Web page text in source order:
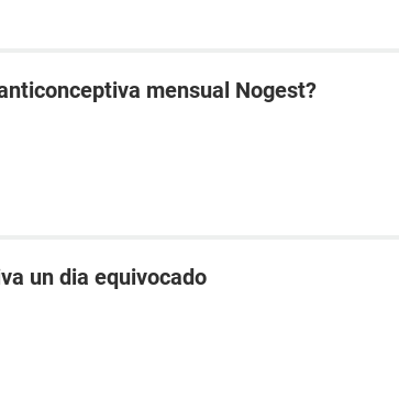
mensual Nogest?
un dia equivocado